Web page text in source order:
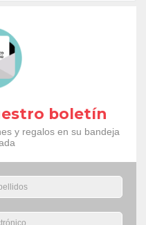
boletín
y regalos en su bandeja